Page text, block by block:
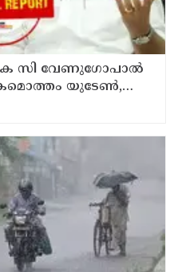
സി വേണുഗോപാല്‍
യുടേണ്‍,